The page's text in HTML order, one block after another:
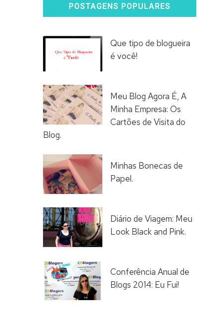
POSTAGENS POPULARES
Que tipo de blogueira
é você!
Meu Blog Agora É, A
Minha Empresa: Os
Cartões de Visita do
Blog.
Minhas Bonecas de
Papel.
Diário de Viagem: Meu
Look Black and Pink.
Conferência Anual de
Blogs 2014: Eu Fui!